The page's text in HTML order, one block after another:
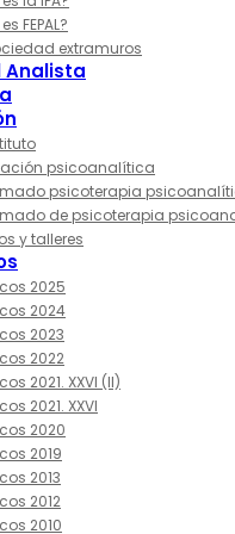
FEPAL?
extramuros
Analista
psicoanalítica
psicoterapia
de psicoterapia
y talleres
2025
2024
2023
2022
2021. XXVI (II)
2021. XXVI
2020
2019
2013
2012
2010